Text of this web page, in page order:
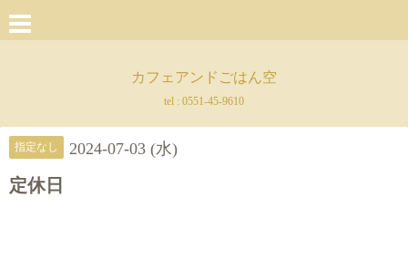
カフェアンドごはん空
tel : 0551-45-9610
指定なし 2024-07-03 (水)
定休日